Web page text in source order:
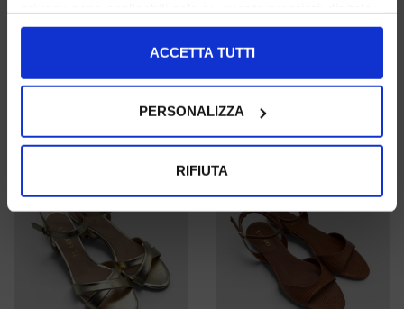
in cui avete effettuato le vostre scelte. È possibile
modificare o revocare il proprio consenso in qualsiasi
momento dalla Dichiarazione sui cookie o facendo clic
Con il tuo consenso, vorremmo anche:
raccogliere informazioni sulla tua posizione
Identificare il tuo dispositivo, scansionandolo
attivamente alla ricerca di caratteristiche specifiche
(impronte digitali).
Approfondisci come vengono elaborati i tuoi dati personali
ACCETTA TUTTI
PERSONALIZZA
RIFIUTA